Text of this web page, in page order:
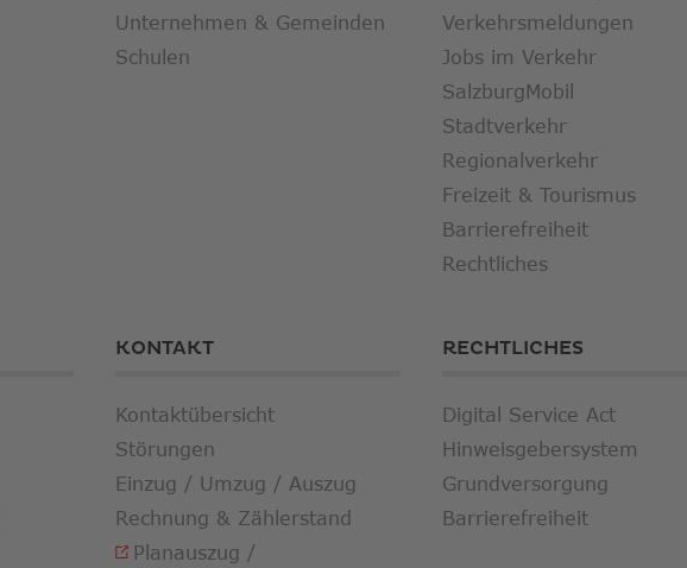
Unternehmen & Gemeinden
Schulen
Verkehrsmeldungen
Jobs im Verkehr
SalzburgMobil
Stadtverkehr
Regionalverkehr
Freizeit & Tourismus
Barrierefreiheit
Rechtliches
KONTAKT
Kontaktübersicht
Störungen
Einzug / Umzug / Auszug
Rechnung & Zählerstand
Planauszug /
RECHTLICHES
Digital Service Act
Hinweisgebersystem
Grundversorgung
Barrierefreiheit